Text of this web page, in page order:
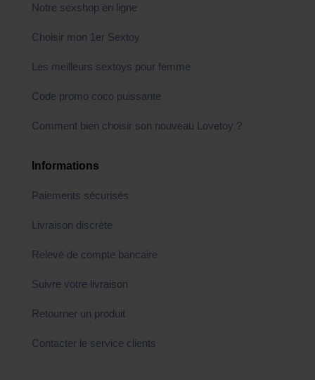
Notre sexshop en ligne
Choisir mon 1er Sextoy
Les meilleurs sextoys pour femme
Code promo coco puissante
Comment bien choisir son nouveau Lovetoy ?
Informations
Paiements sécurisés
Livraison discrète
Relevé de compte bancaire
Suivre votre livraison
Retourner un produit
Contacter le service clients